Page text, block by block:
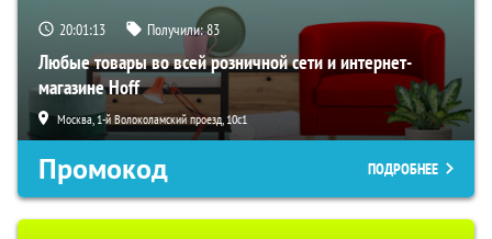
20:01:12 Получили:83
Любые товары во всей розничной сети и интернет-
магазине Hoff
Москва, 1-й Волоколамский проезд, 10с1
Промокод ПОДРОБНЕЕ